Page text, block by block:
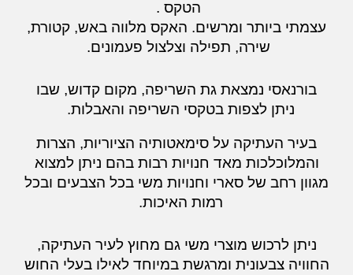
הטקס .
עצמתי ביותר ומרשים. האקס מלווה באש, קטורת,
שירה, תפילה וצלצול פעמונים.
בורנאסי נמצאת גת השריפה, מקום קדוש, שבו
ניתן לצפות בטקסי השריפה והאבלות.
בעיר העתיקה על סימאטותיה הציוריות, הצרות
והמלוכלכות מאד חנויות רבות בהם ניתן למצוא
מגוון רחב של סארי וחנויות משי בכל הצבעים ובכל
רמות האיכות.
ניתן לרכוש מוצרי משי גם מחוץ לעיר העתיקה,
החוויה צבעונית ומרגשת במיוחד לאילו בעלי החוש